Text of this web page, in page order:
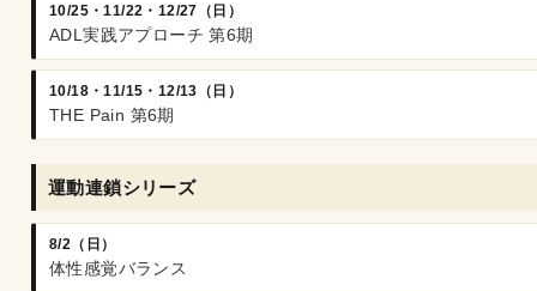
10/25・11/22・12/27（日）
ADL実践アプローチ 第6期
10/18・11/15・12/13（日）
THE Pain 第6期
運動連鎖シリーズ
8/2（日）
体性感覚バランス